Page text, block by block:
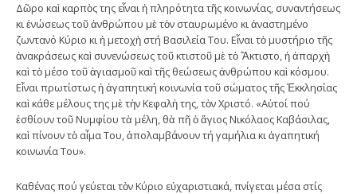
Δῶρο καὶ καρπὸς της εἶναι ἡ πληρότητα τῆς κοινωνίας, συναντήσεως
κι ἑνώσεως τοῦ ἀνθρώπου μὲ τὸν σταυρωμένο κι ἀναστημένο
ζωντανό Κύριο κι ἡ μετοχὴ στή Βασιλεία Του. Εἶναι τὸ μυστήριο τῆς
ἀνακράσεως καὶ συνενώσεως τοῦ κτιστοῦ μὲ τὸ Ἄκτιστο, ἡ ἀπαρχὴ
καὶ τὸ μέσο τοῦ ἁγιασμοῦ καὶ τῆς θεώσεως ἀνθρώπου καὶ κόσμου.
Εἶναι πρωτίστως ἡ ἀγαπητική κοινωνία τοῦ σώματος τῆς Ἐκκλησίας
καὶ κάθε μέλους της μὲ τὴν Κεφαλὴ της, τὸν Χριστό. «Αὐτοί πού
ἐσθίουν τοῦ Νυμφίου τὰ μέλη, θὰ πῆ ὁ ἅγιος Νικόλαος Καβάσιλας,
καὶ πίνουν τὸ αἷμα Του, ἀπολαμβάνουν τή γαμήλια κι ἀγαπητική
κοινωνία Του».
Καθένας πού γεύεται τὸν Κύριο εὐχαριστιακά, πνίγεται μέσα στίς